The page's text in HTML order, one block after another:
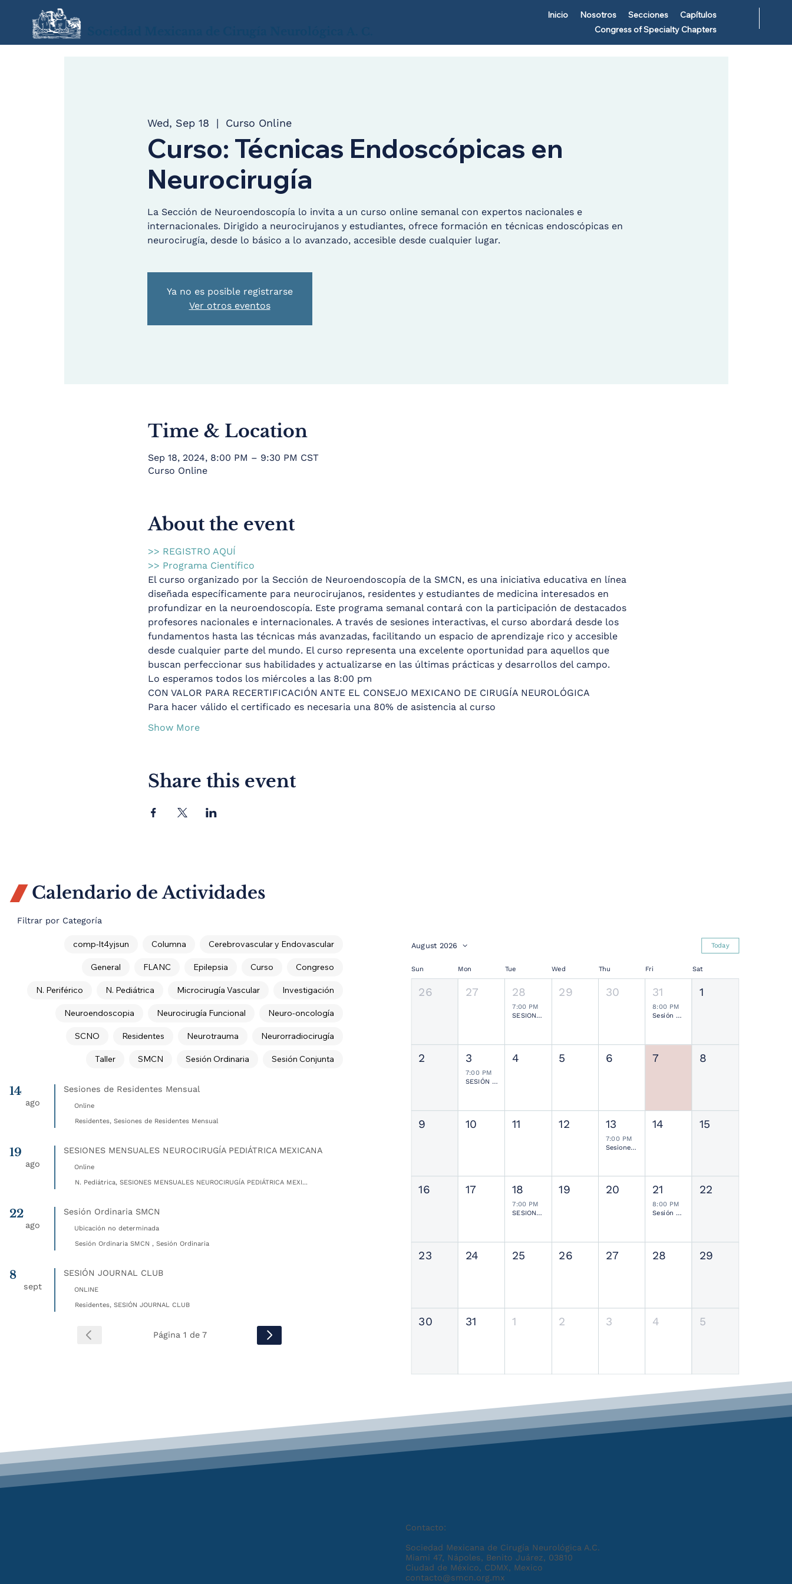
Inicio Nosotros Secciones
Capítulos
Congress of Specialty Chapters
August 2026 Today
Sun Mon Tue Wed Thu Fri Sat
26 27 28
7:00 PM
SESIONES MENSUALES NEUROCIRUGÍA PEDIÁTRICA MEXICANA
29 30 31
8:00 PM
Sesión Ordinaria SMCN
1
2 3
7:00 PM
SESIÓN JOURNAL CLUB
4 5 6 7 8
9 10 11 12 13
7:00 PM
Sesiones de Residentes Mensual
14 15
16 17 18
7:00 PM
SESIONES MENSUALES NEUROCIRUGÍA PEDIÁTRICA MEXICANA
19 20 21
8:00 PM
Sesión Ordinaria SMCN
22
23 24 25 26 27 28 29
30 31 1 2 3 4 5
Filtrar por Categoría
Cerebrovascular y Endovascular
Columna
comp-lt4yjsun
Congreso
Curso
Epilepsia
FLANC
General
Investigación
Microcirugía Vascular
N. Pediátrica
N. Periférico
Neuro-oncología
Neurocirugía Funcional
Neuroendoscopia
Neurorradiocirugía
Neurotrauma
Residentes
SCNO
Sesión Conjunta
Sesión Ordinaria
SMCN
Taller
14
ago
Sesiones de Residentes Mensual
Online
Residentes, Sesiones de Residentes Mensual
19
ago
SESIONES MENSUALES NEUROCIRUGÍA PEDIÁTRICA MEXICANA
Online
N. Pediátrica, SESIONES MENSUALES NEUROCIRUGÍA PEDIÁTRICA MEXI...
22
ago
Sesión Ordinaria SMCN
Ubicación no determinada
Sesión Ordinaria SMCN , Sesión Ordinaria
8
sept
SESIÓN JOURNAL CLUB
ONLINE
Residentes, SESIÓN JOURNAL CLUB
Página 1 de 7
 Calendario de Actividades
Wed, Sep 18
  |
Curso Online
Curso: Técnicas Endoscópicas en
Neurocirugía
La Sección de Neuroendoscopía lo invita a un curso online semanal con expertos nacionales e
internacionales. Dirigido a neurocirujanos y estudiantes, ofrece formación en técnicas endoscópicas en
neurocirugía, desde lo básico a lo avanzado, accesible desde cualquier lugar.
Ya no es posible registrarse
Ver otros eventos
Time & Location
Sep 18, 2024, 8:00 PM – 9:30 PM CST
Curso Online
About the event
>> REGISTRO AQUÍ
>> Programa Científico
El curso organizado por la Sección de Neuroendoscopía de la SMCN, es una iniciativa educativa en línea
diseñada específicamente para neurocirujanos, residentes y estudiantes de medicina interesados en
profundizar en la neuroendoscopía. Este programa semanal contará con la participación de destacados
profesores nacionales e internacionales. A través de sesiones interactivas, el curso abordará desde los
fundamentos hasta las técnicas más avanzadas, facilitando un espacio de aprendizaje rico y accesible
desde cualquier parte del mundo. El curso representa una excelente oportunidad para aquellos que
buscan perfeccionar sus habilidades y actualizarse en las últimas prácticas y desarrollos del campo.
Lo esperamos todos los miércoles a las 8:00 pm
CON VALOR PARA RECERTIFICACIÓN ANTE EL CONSEJO MEXICANO DE CIRUGÍA NEUROLÓGICA
Para hacer válido el certificado es necesaria una 80% de asistencia al curso
Show More
Share this event
Contacto:
Sociedad Mexicana de Cirugía Neurológica A.C.
Miami 47, Nápoles, Benito Juárez, 03810
Ciudad de México, CDMX, Mexico
contacto@smcn.org.mx